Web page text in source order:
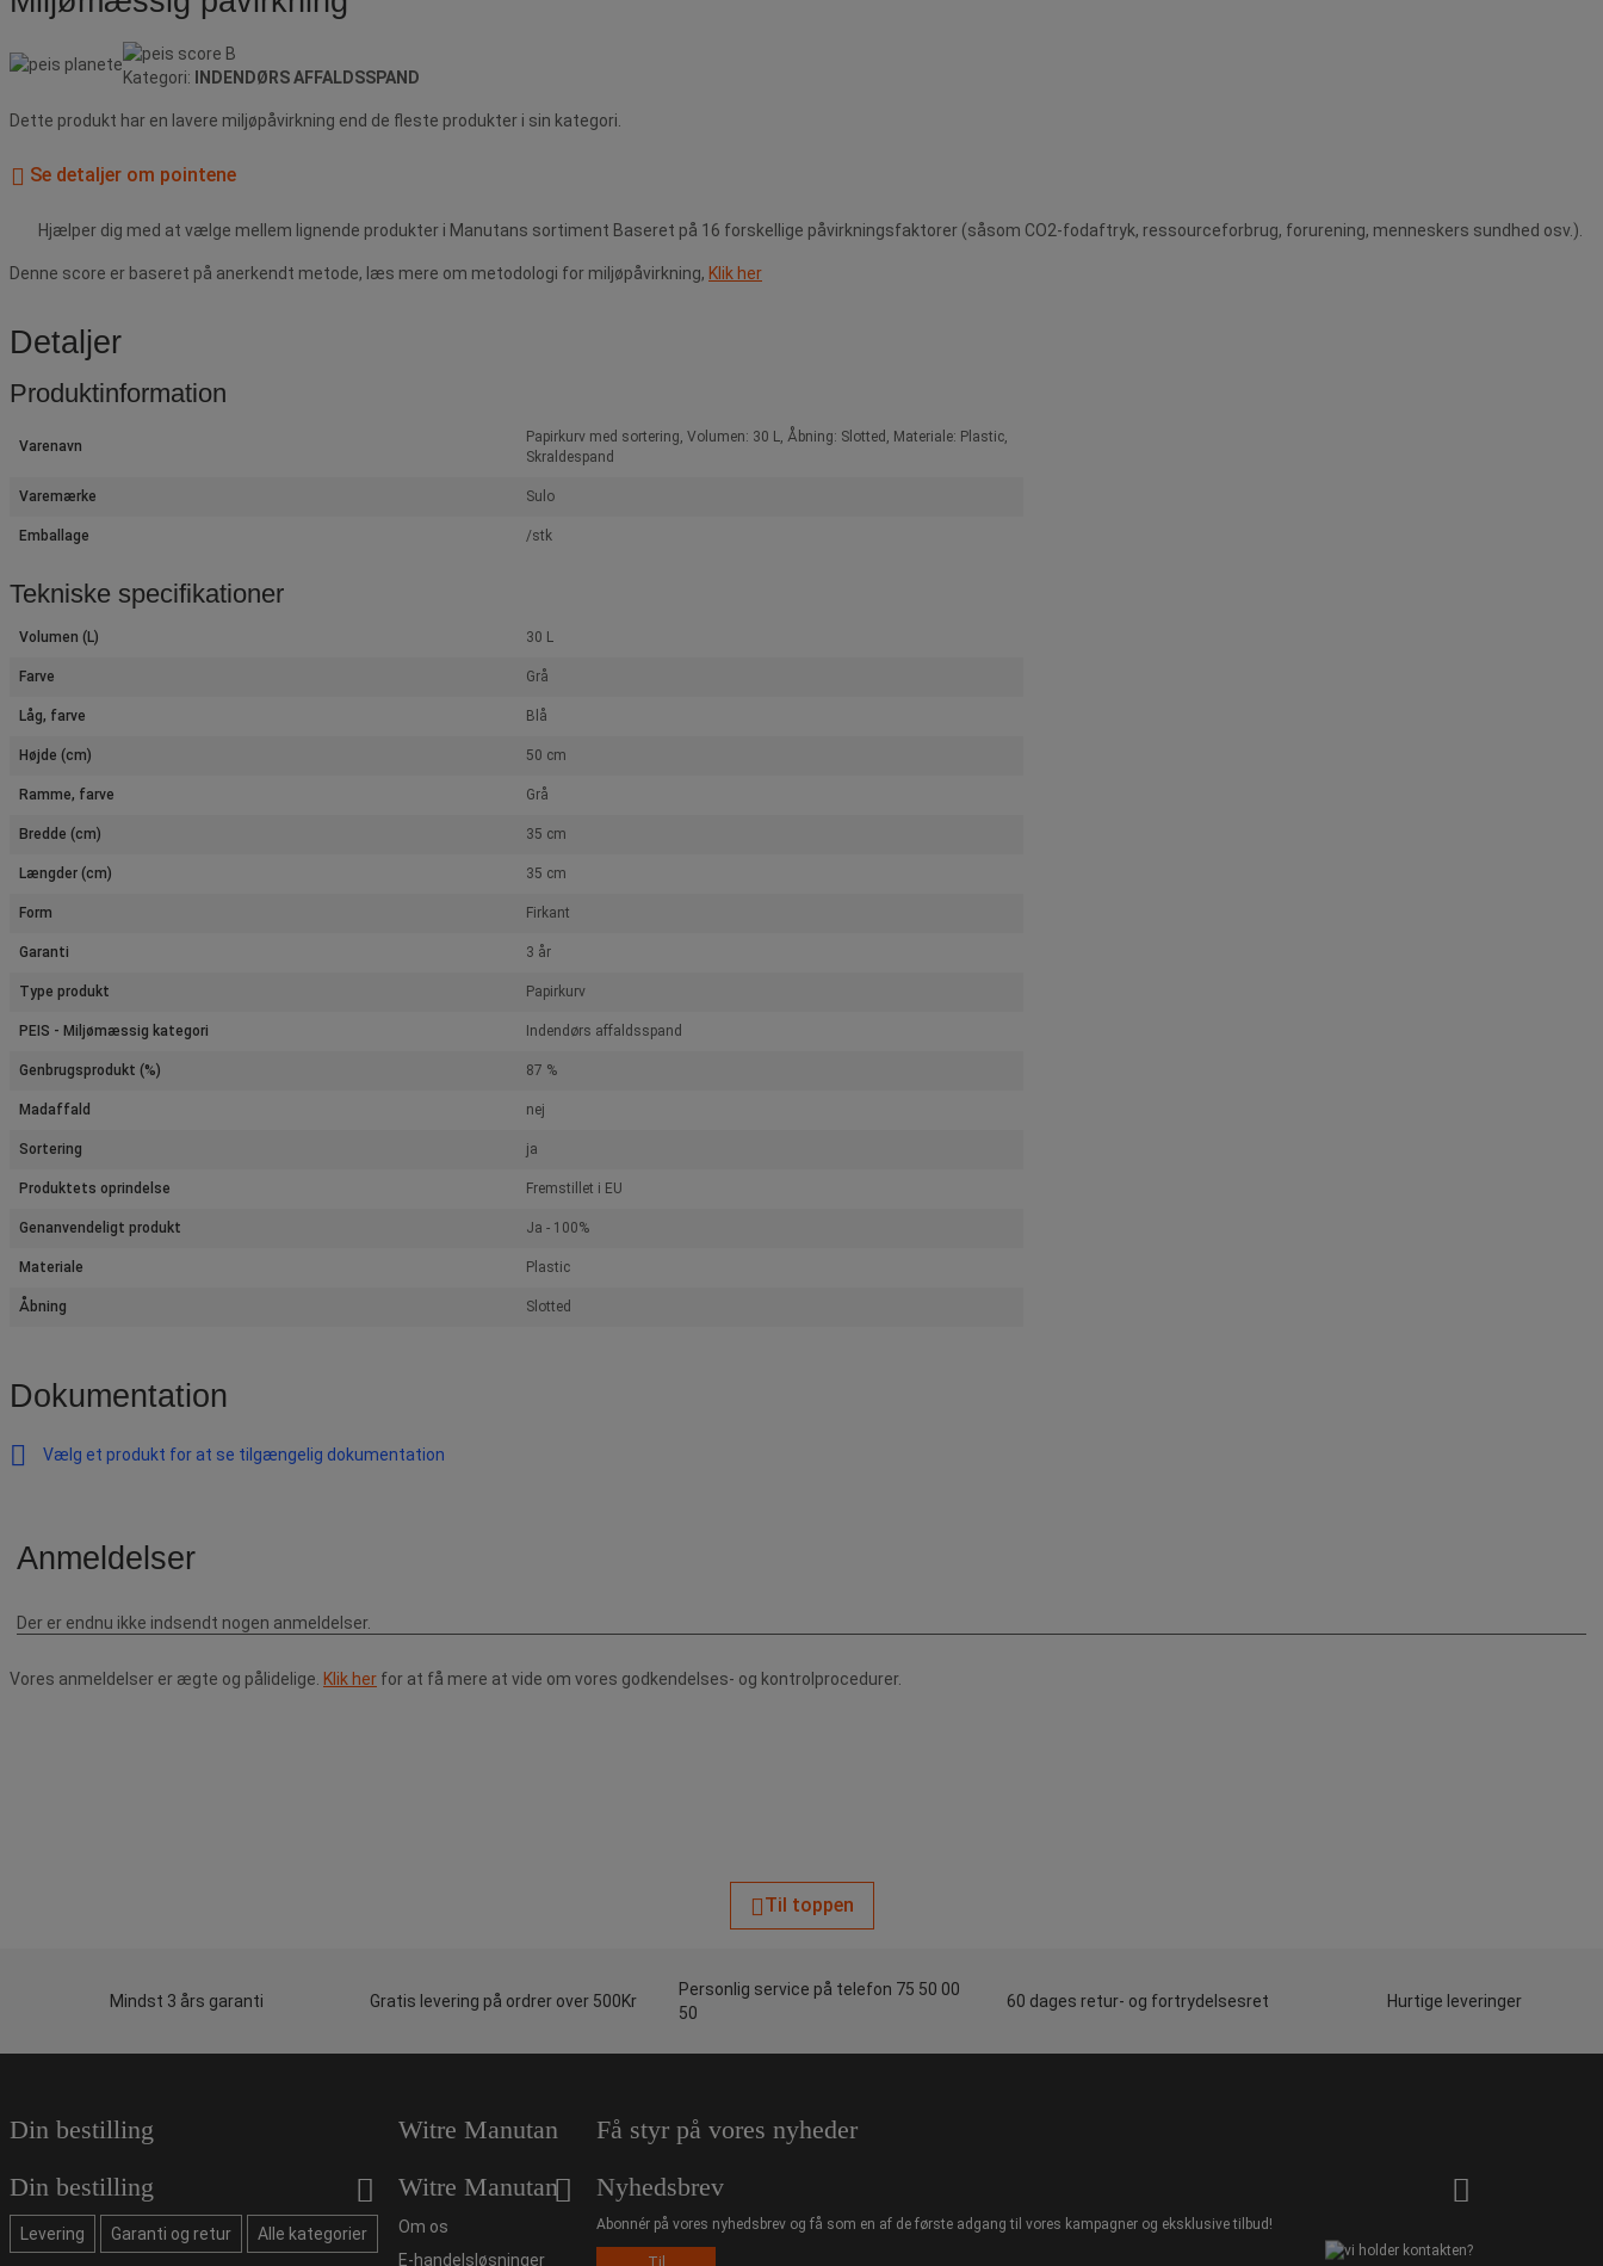
Kategori: INDENDØRS AFFALDSSPAND
Dette produkt har en lavere miljøpåvirkning end de fleste produkter i sin kategori.
Se detaljer om pointene
Hjælper dig med at vælge mellem lignende produkter i Manutans sortiment Baseret på 16 forskellige påvirkningsfaktorer (såsom CO2-fodaftryk, ressourceforbrug, forurening, menneskers sundhed osv.).
Denne score er baseret på anerkendt metode, læs mere om metodologi for miljøpåvirkning, Klik her
Detaljer
Produktinformation
Varenavn
Papirkurv med sortering, Volumen: 30 L, Åbning: Slotted, Materiale: Plastic,
Skraldespand
Varemærke Sulo
Emballage /stk
Tekniske specifikationer
Volumen (L) 30 L
Farve Grå
Låg, farve Blå
Højde (cm) 50 cm
Ramme, farve Grå
Bredde (cm) 35 cm
Længder (cm) 35 cm
Form Firkant
Garanti 3 år
Type produkt Papirkurv
PEIS - Miljømæssig kategori Indendørs affaldsspand
Genbrugsprodukt (%) 87 %
Madaffald nej
Sortering ja
Produktets oprindelse Fremstillet i EU
Genanvendeligt produkt Ja - 100%
Materiale Plastic
Åbning Slotted
Dokumentation
Vælg et produkt for at se tilgængelig dokumentation
Vores anmeldelser er ægte og pålidelige. Klik her for at få mere at vide om vores godkendelses- og kontrolprocedurer.
Til toppen
Mindst 3 års garanti Gratis levering på ordrer over 500Kr
Personlig service på telefon 75 50 00
50
60 dages retur- og fortrydelsesret Hurtige leveringer
Din bestilling
Din bestilling
Levering Garanti og retur Alle kategorier
Witre Manutan
Witre Manutan
Om os
E-handelsløsninger
Få styr på vores nyheder
Nyhedsbrev
Abonnér på vores nyhedsbrev og få som en af de første adgang til vores kampagner og eksklusive tilbud!
Til